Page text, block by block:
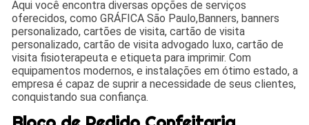
Aqui você encontra diversas opções de serviços
oferecidos, como GRÁFICA São Paulo,Banners, banners
personalizado, cartões de visita, cartão de visita
personalizado, cartão de visita advogado luxo, cartão de
visita fisioterapeuta e etiqueta para imprimir. Com
equipamentos modernos, e instalações em ótimo estado, a
empresa é capaz de suprir a necessidade de seus clientes,
conquistando sua confiança.